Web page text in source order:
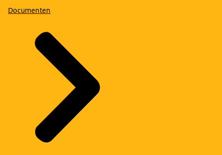
Documenten